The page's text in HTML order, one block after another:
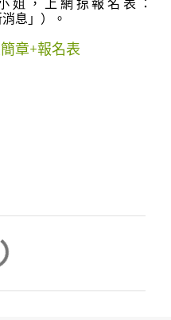
息」 ） 。
章+報名表